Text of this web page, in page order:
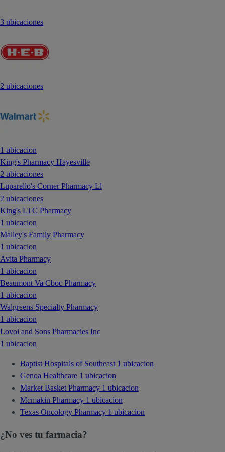
3 ubicaciones
2 ubicaciones
1 ubicacion
King's Pharmacy Hayesville
2 ubicaciones
Luparello's Corner Pharmacy Ll
2 ubicaciones
King's LTC Pharmacy
1 ubicacion
Malley's Family Pharmacy
1 ubicacion
Avita Pharmacy
1 ubicacion
Beaumont Va Cboc Pharmacy
1 ubicacion
Walgreens Specialty Pharmacy
1 ubicacion
Lovoi and Sons Pharmacies Inc
1 ubicacion
Baptist Hospitals of Southeast 1 ubicacion
Genoa Healthcare 1 ubicacion
Market Basket Pharmacy 1 ubicacion
Mcmakin Pharmacy 1 ubicacion
Texas Oncology Pharmacy 1 ubicacion
¿No ves tu farmacia?